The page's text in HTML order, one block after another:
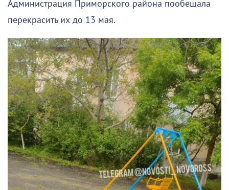
Администрация Приморского района пообещала
перекрасить их до 13 мая.